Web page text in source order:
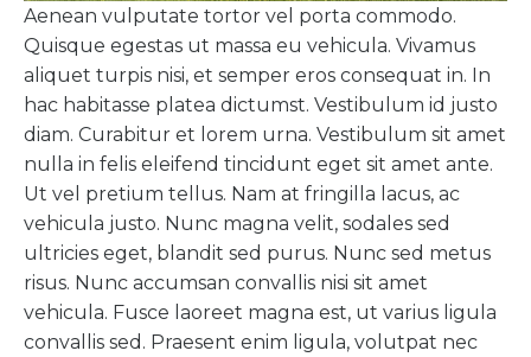
Aenean vulputate tortor vel porta commodo.
Quisque egestas ut massa eu vehicula. Vivamus
aliquet turpis nisi, et semper eros consequat in. In
hac habitasse platea dictumst. Vestibulum id justo
diam. Curabitur et lorem urna. Vestibulum sit amet
nulla in felis eleifend tincidunt eget sit amet ante.
Ut vel pretium tellus. Nam at fringilla lacus, ac
vehicula justo. Nunc magna velit, sodales sed
ultricies eget, blandit sed purus. Nunc sed metus
risus. Nunc accumsan convallis nisi sit amet
vehicula. Fusce laoreet magna est, ut varius ligula
convallis sed. Praesent enim ligula, volutpat nec